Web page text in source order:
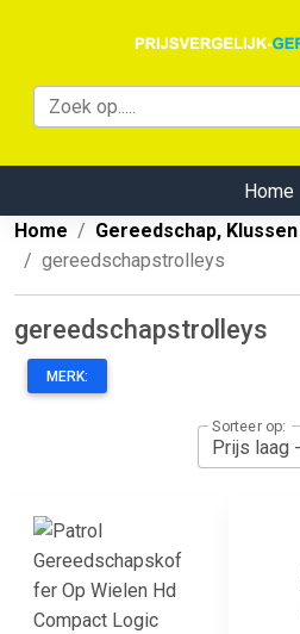
Home
Home
Gereedschap, Klussen
gereedschapstrolleys
gereedschapstrolleys
MERK:
Sorteer op: